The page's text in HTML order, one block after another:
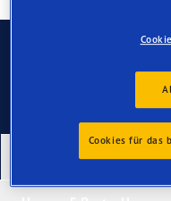
Kontaktieren Sie uns
Unsere neuesten
Cookies für das